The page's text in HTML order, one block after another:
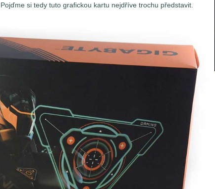
. Pojďme si tedy tuto grafickou kartu nejdříve trochu představit.